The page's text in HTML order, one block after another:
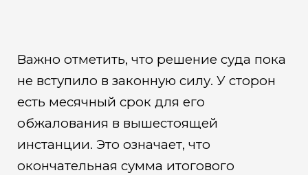
Важно отметить, что решение суда пока
не вступило в законную силу. У сторон
есть месячный срок для его
обжалования в вышестоящей
инстанции. Это означает, что
окончательная сумма итогового